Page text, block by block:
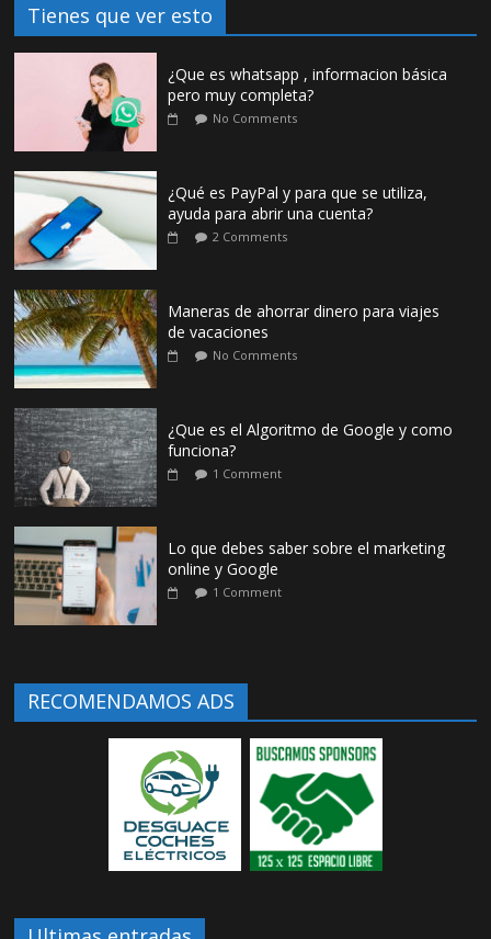
Tienes que ver esto
¿Que es whatsapp , informacion básica
pero muy completa?
No Comments
¿Qué es PayPal y para que se utiliza,
ayuda para abrir una cuenta?
2 Comments
Maneras de ahorrar dinero para viajes
de vacaciones
No Comments
¿Que es el Algoritmo de Google y como
funciona?
1 Comment
Lo que debes saber sobre el marketing
online y Google
1 Comment
RECOMENDAMOS ADS